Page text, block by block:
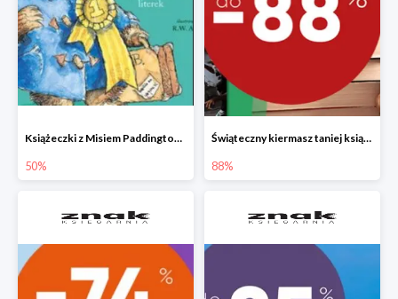
Książeczki z Misiem Paddingtonem do -50%
50%
Świąteczny kiermasz taniej książki
88%